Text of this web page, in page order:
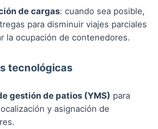
de cargas: cuando sea posible,
para disminuir viajes parciales
la ocupación de contenedores.
tecnológicas
gestión de patios (YMS) para
y asignación de